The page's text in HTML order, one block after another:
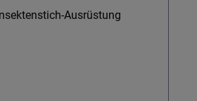
Ausrüstung